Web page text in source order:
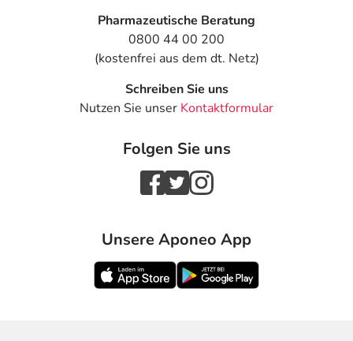
Pharmazeutische Beratung
0800 44 00 200
(kostenfrei aus dem dt. Netz)
Schreiben Sie uns
Nutzen Sie unser Kontaktformular
Folgen Sie uns
Unsere Aponeo App